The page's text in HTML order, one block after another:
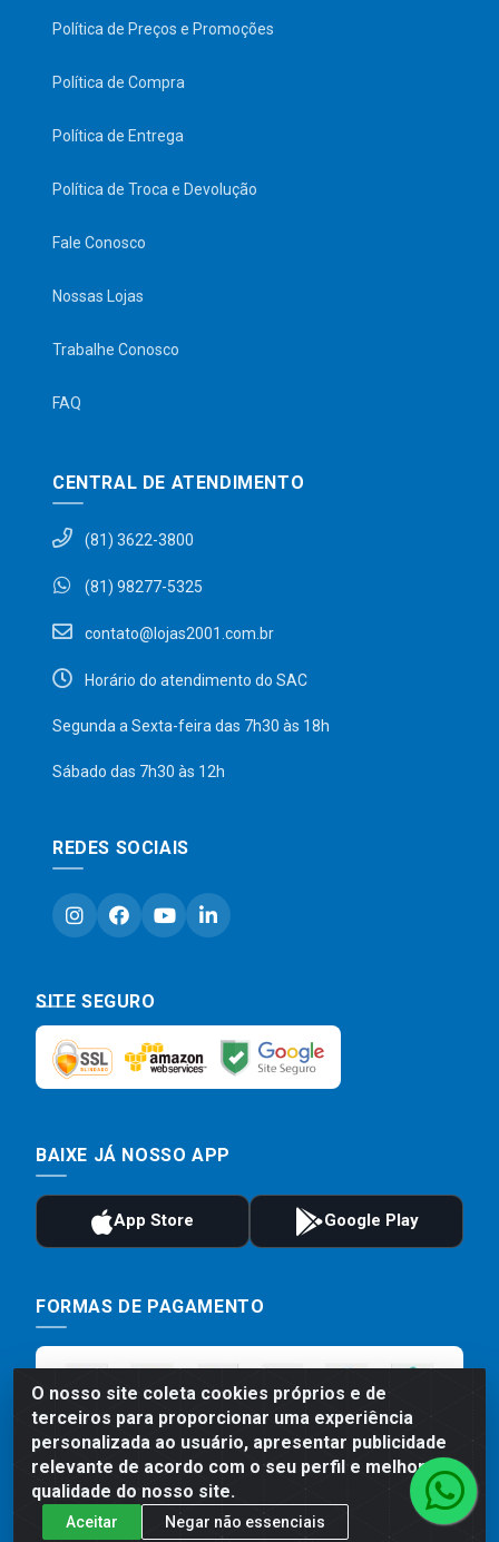
O nosso site coleta cookies próprios e de
terceiros para proporcionar uma experiência
personalizada ao usuário, apresentar publicidade
relevante de acordo com o seu perfil e melhorar a
qualidade do nosso site.
Aceitar Negar não essenciais
Política de Preços e Promoções
Política de Compra
Política de Entrega
Política de Troca e Devolução
Fale Conosco
Nossas Lojas
Trabalhe Conosco
FAQ
CENTRAL DE ATENDIMENTO
(81) 3622-3800
(81) 98277-5325
contato@lojas2001.com.br
Horário do atendimento do SAC
Segunda a Sexta-feira das 7h30 às 18h
Sábado das 7h30 às 12h
REDES SOCIAIS
SITE SEGURO
BAIXE JÁ NOSSO APP
FORMAS DE PAGAMENTO
Preços, promoções, condições de pagamento e frete são válidos